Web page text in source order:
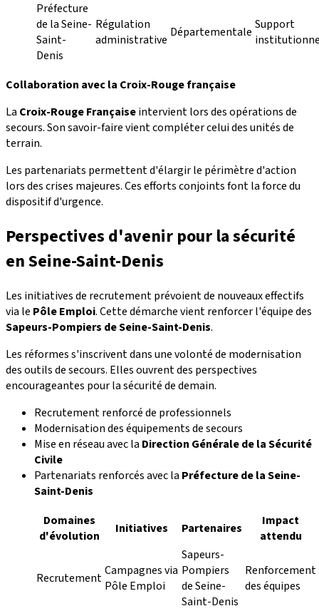
Préfecture
de la Seine-
Saint-
Denis
Régulation
administrative Départementale Support
Collaboration avec la Croix-Rouge française
La Croix-Rouge Françaiseintervient lors des opérations de
secours. Son savoir-faire vient compléter celui des unités de
terrain.
Les partenariats permettent d'élargir le périmètre d'action
lors des crises majeures. Ces efforts conjoints font la force du
dispositif d'urgence.
Perspectives d'avenir pour la sécurité
en Seine-Saint-Denis
Les initiatives de recrutement prévoient de nouveaux effectifs
via le Pôle Emploi. Cette démarche vient renforcer l'équipe des
Sapeurs-Pompiers de Seine-Saint-Denis.
Les réformes s'inscrivent dans une volonté de modernisation
des outils de secours. Elles ouvrent des perspectives
encourageantes pour la sécurité de demain.
Recrutement renforcé de professionnels
Modernisation des équipements de secours
Mise en réseau avec la Direction Générale de la Sécurité
Civile
Partenariats renforcés avec la Préfecture de la Seine-
Saint-Denis
Domaines
d'évolution
Initiatives Partenaires
Impact
attendu
RecrutementCampagnes via
Pôle Emploi
Sapeurs-
Pompiers
de Seine-
Saint-Denis
Renforcement
des équipes